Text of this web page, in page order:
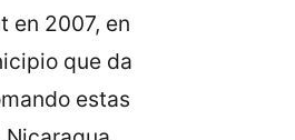
en 2007, en
que da
estas